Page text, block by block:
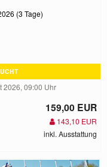
(3 Tage)
2026, 09:00 Uhr
159,00 EUR
143,10 EUR
inkl. Ausstattung